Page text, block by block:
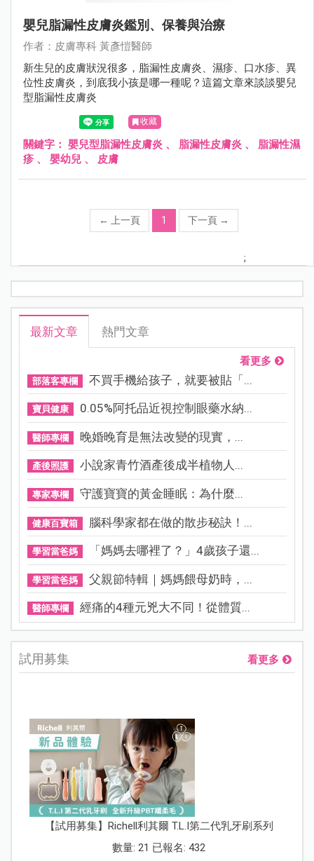
嬰兒脂漏性皮膚炎鑑別、保養與治療
作者：⽪膚專科 黃彥愷醫師
新生兒的皮膚狀況很多，脂漏性皮膚炎、濕疹、口水疹、異
位性皮膚炎，到底我小孩是哪一種呢？這篇文章來談談嬰兒
型脂漏性皮膚炎
收藏
關鍵字： 嬰兒型脂漏性皮膚炎 、 脂漏性皮膚炎 、 脂漏性濕
疹 、 嬰幼兒 、 皮膚
← 上一頁 1 下一頁 →
;
最新文章 熱門文章
看更多
部落客專欄 不買手機給孩子，就要被貼「...
寶貝健康 0.05%阿托品近視控制眼藥水納...
醫師專欄 晚婚晚育是無法改變的現實，...
產後照護 小說家青竹酒產後成半植物人...
專家專欄 守護寶寶的黃金睡眠：為什麼...
健康百寶箱 腦科學家都在做的散步秘訣！...
學習當爸媽 「媽媽去哪裡了？」4歲孩子還...
學習當爸媽 父親節特輯｜媽媽餵母奶時，...
醫師專欄 經痛的4種元兇大不同！從體質...
試用募集 看更多
【試用募集】Richell利其爾 T.L.I第二代乳牙刷系列
數量: 21 已報名: 432